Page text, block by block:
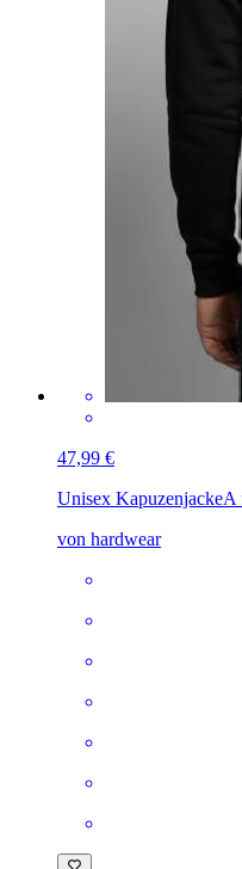
47,99 €
Unisex KapuzenjackeA
von hardwear